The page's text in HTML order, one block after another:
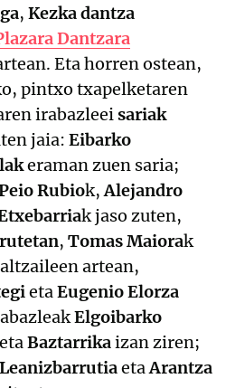
, Kezka dantza
Dantzara
Eta horren ostean,
pintxo txapelketaren
irabazleeisariak
jaia: Eibarko
eraman zuen saria;
Rubiok,Alejandro
k jaso zuten,
, Tomas Maiorak
artean,
etaEugenio Elorza
Elgoibarko
etaBaztarrikaizan ziren;
etaArantza